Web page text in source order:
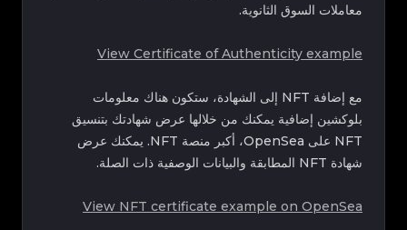
معاملات السوق الثانوية.
View Certificate of Authenticity example
مع إضافة NFT إلى الشهادة، ستكون هناك معلومات
بلوكشين إضافية يمكنك من خلالها عرض شهادتك بتنسيق
NFT على OpenSea، أكبر منصة NFT. يمكنك عرض
شهادة NFT المطابقة والبيانات الوصفية ذات الصلة.
View NFT certificate example on OpenSea